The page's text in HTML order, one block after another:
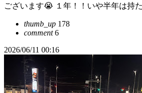
ございます😭 １年！！いや半年は持
thumb_up 178
comment6
2026/06/11 00:16